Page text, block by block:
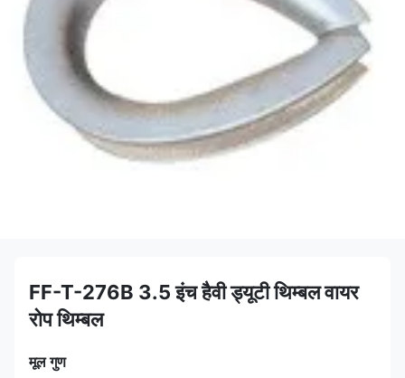
FF-T-276B 3.5 इंच हैवी ड्यूटी थिम्बल वायर
रोप थिम्बल
मूल गुण